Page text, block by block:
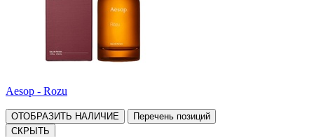
Aesop - Rozu
ОТОБРАЗИТЬ НАЛИЧИЕ
Перечень позиций
СКРЫТЬ